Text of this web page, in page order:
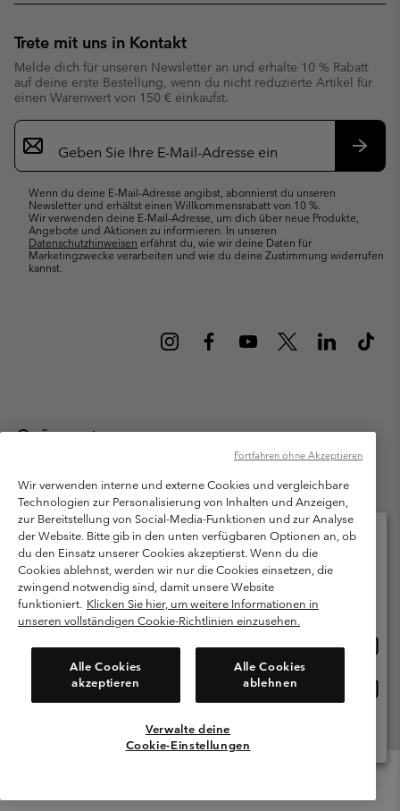
Trete mit uns in Kontakt
Melde dich für unseren Newsletter an und erhalte 10 % Rabatt
auf deine erste Bestellung, wenn du nicht reduzierte Artikel für
einen Warenwert von 150 € einkaufst.
Newsletter-
Anmeldung
Wenn du deine E-Mail-Adresse angibst, abonnierst du unseren
Newsletter und erhältst einen Willkommensrabatt von 10 %.
Wir verwenden deine E-Mail-Adresse, um dich über neue Produkte,
Angebote und Aktionen zu informieren. In unseren
Datenschutzhinweisen erfährst du, wie wir deine Daten für
Marketingzwecke verarbeiten und wie du deine Zustimmung widerrufen
kannst.
Österreich
Columbia Sportswear Austria GmbH. Moosfeldstraße 1, 5101
Bergheim, Salzburg Österreich. Alle Rechte vorbehalten.
Nutzungsbedingungen
Allgemeine Verkaufsbedingungen
Garantie
Datenschutzerklärung
Bestimmungen und Bedingungen des Mitglieder Programms
Nutzungsbedingungen Für Nutzergenerierte Inhalte
Cookies
Kundenservice: Mo- Fr. 9:00 - 13:00 & 14:00- 18:00 Uhr
(+)43720880525
Wir verwenden interne und externe Cookies und vergleichbare
Technologien zur Personalisierung von Inhalten und Anzeigen,
zur Bereitstellung von Social-Media-Funktionen und zur Analyse
der Website. Bitte gib in den unten verfügbaren Optionen an, ob
du den Einsatz unserer Cookies akzeptierst. Wenn du die
Cookies ablehnst, werden wir nur die Cookies einsetzen, die
zwingend notwendig sind, damit unsere Website
funktioniert. Klicken Sie hier, um weitere Informationen in
unseren vollständigen Cookie-Richtlinien einzusehen.
Alle Cookies
akzeptieren
Alle Cookies
ablehnen
Verwalte deine
Cookie-Einstellungen
Fortfahren ohne Akzeptieren
Bitte wählen Sie Ihr Lieferland und Ihre Sprache
Online-Einkauf verfügbar
Österreich
Alle Länder Anzeigen